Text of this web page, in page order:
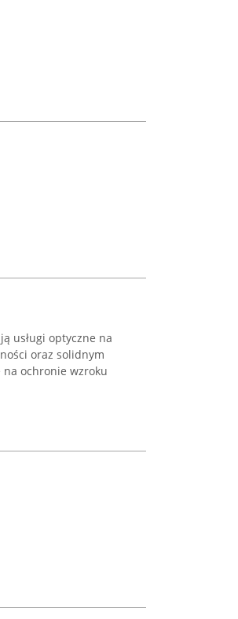
usługi optyczne na
oraz solidnym
ochronie wzroku